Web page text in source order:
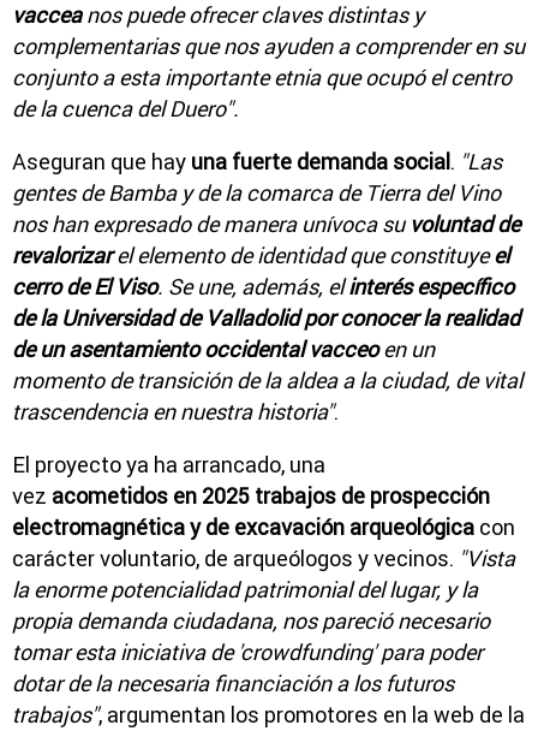
vacceanos puede ofrecer claves distintas y
complementarias que nos ayuden a comprender en su
conjunto a esta importante etnia que ocupó el centro
de la cuenca del Duero".
Aseguran que hay una fuerte demanda social. "Las
gentes de Bamba y de la comarca de Tierra del Vino
nos han expresado de manera unívoca suvoluntad de
revalorizarel elemento de identidad que constituyeel
cerro de El Viso. Se une, además, elinterés específico
de la Universidad de Valladolid por conocer la realidad
de un asentamiento occidental vacceoen un
momento de transición de la aldea a la ciudad, de vital
trascendencia en nuestra historia".
El proyecto ya ha arrancado, una
vez acometidos en 2025 trabajos de prospección
electromagnética y de excavación arqueológica con
carácter voluntario, de arqueólogos y vecinos. "Vista
la enorme potencialidad patrimonial del lugar, y la
propia demanda ciudadana, nos pareció necesario
tomar esta iniciativa de 'crowdfunding' para poder
dotar de la necesaria financiación a los futuros
trabajos", argumentan los promotores en la web de la